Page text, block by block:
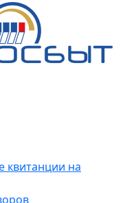
квитанции на